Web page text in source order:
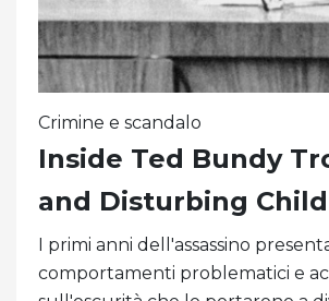
Crimine e scandalo
Inside Ted Bundy
and Disturbing
I primi anni dell'assassino
comportamenti problematici e